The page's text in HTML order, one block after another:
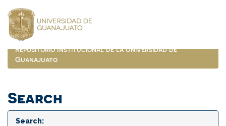
navigation
Repositorio Institucional de la Universidad de
Guanajuato
Search
Search: